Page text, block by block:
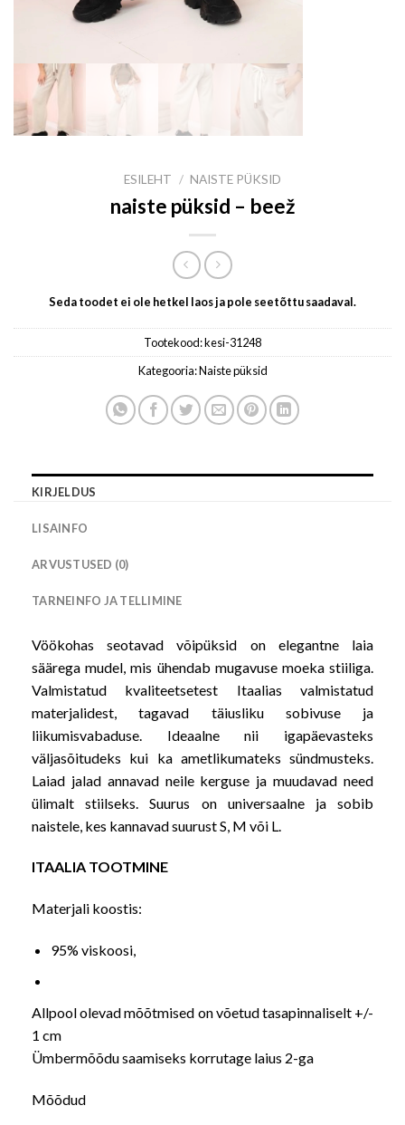
ESILEHT / NAISTE PÜKSID
naiste püksid – beež
Seda toodet ei ole hetkel laos ja pole seetõttu saadaval.
Tootekood:kesi-31248
Kategooria:Naiste püksid
KIRJELDUS
LISAINFO
ARVUSTUSED (0)
TARNEINFO JA TELLIMINE
Vöökohas seotavad võipüksid on elegantne laia
säärega mudel, mis ühendab mugavuse moeka stiiliga.
Valmistatud kvaliteetsetest Itaalias valmistatud
materjalidest, tagavad täiusliku sobivuse ja
liikumisvabaduse. Ideaalne nii igapäevasteks
väljasõitudeks kui ka ametlikumateks sündmusteks.
Laiad jalad annavad neile kerguse ja muudavad need
ülimalt stiilseks. Suurus on universaalne ja sobib
naistele, kes kannavad suurust S, M või L.
ITAALIA TOOTMINE
Materjali koostis:
95% viskoosi,
Allpool olevad mõõtmised on võetud tasapinnaliselt +/-
1 cm
Ümbermõõdu saamiseks korrutage laius 2-ga
Mõõdud